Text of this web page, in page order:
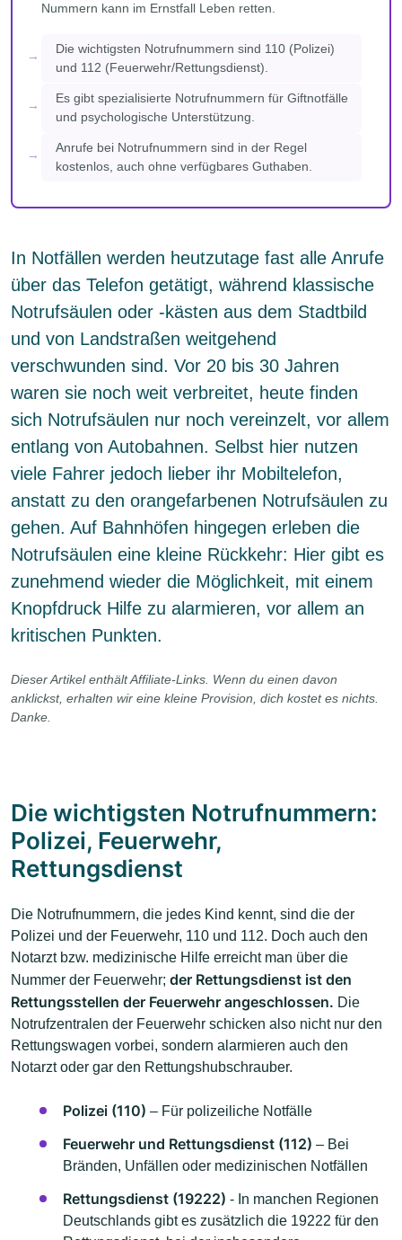
Nummern kann im Ernstfall Leben retten.
Die wichtigsten Notrufnummern sind 110 (Polizei)
und 112 (Feuerwehr/Rettungsdienst).
Es gibt spezialisierte Notrufnummern für Giftnotfälle
und psychologische Unterstützung.
Anrufe bei Notrufnummern sind in der Regel
kostenlos, auch ohne verfügbares Guthaben.
In Notfällen werden heutzutage fast alle Anrufe
über das Telefon getätigt, während klassische
Notrufsäulen oder -kästen aus dem Stadtbild
und von Landstraßen weitgehend
verschwunden sind. Vor 20 bis 30 Jahren
waren sie noch weit verbreitet, heute finden
sich Notrufsäulen nur noch vereinzelt, vor allem
entlang von Autobahnen. Selbst hier nutzen
viele Fahrer jedoch lieber ihr Mobiltelefon,
anstatt zu den orangefarbenen Notrufsäulen zu
gehen. Auf Bahnhöfen hingegen erleben die
Notrufsäulen eine kleine Rückkehr: Hier gibt es
zunehmend wieder die Möglichkeit, mit einem
Knopfdruck Hilfe zu alarmieren, vor allem an
kritischen Punkten.
Dieser Artikel enthält Affiliate-Links. Wenn du einen davon
anklickst, erhalten wir eine kleine Provision, dich kostet es nichts.
Danke.
Die wichtigsten Notrufnummern:
Polizei, Feuerwehr,
Rettungsdienst
Die Notrufnummern, die jedes Kind kennt, sind die der
Polizei und der Feuerwehr, 110 und 112. Doch auch den
Notarzt bzw. medizinische Hilfe erreicht man über die
Nummer der Feuerwehr; der Rettungsdienst ist den
Rettungsstellen der Feuerwehr angeschlossen. Die
Notrufzentralen der Feuerwehr schicken also nicht nur den
Rettungswagen vorbei, sondern alarmieren auch den
Notarzt oder gar den Rettungshubschrauber.
Polizei (110) – Für polizeiliche Notfälle
Feuerwehr und Rettungsdienst (112) – Bei
Bränden, Unfällen oder medizinischen Notfällen
Rettungsdienst (19222) - In manchen Regionen
Deutschlands gibt es zusätzlich die 19222 für den